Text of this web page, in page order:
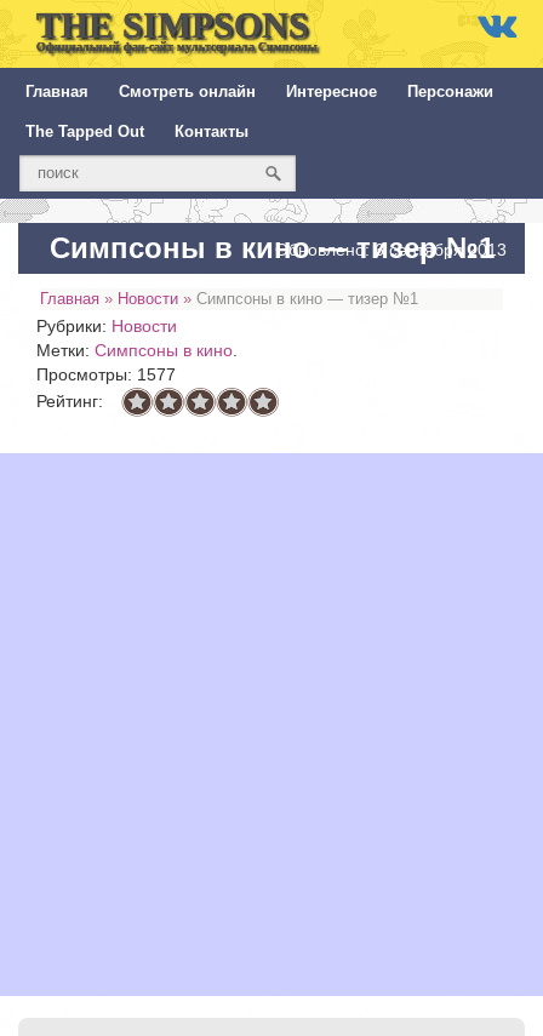
THE SIMPSONS
Официальный фан-сайт мультсериала Симпсоны
Главная Смотреть онлайн Интересное Персонажи
The Tapped Out Контакты
Симпсоны в кино — тизер №1
Обновлено: 6 сентября 2013
Главная » Новости » Симпсоны в кино — тизер №1
Рубрики: Новости
Метки: Симпсоны в кино
Просмотры: 1577
Рейтинг: